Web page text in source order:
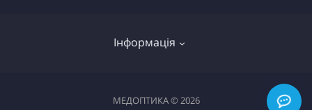
Інформація
Про магазин МЕДОПТИКА
МЕДОПТИКА © 2026